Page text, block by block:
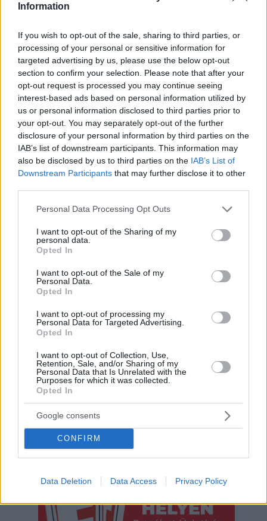
Information
If you wish to opt-out of the sale, sharing to third parties, or
processing of your personal or sensitive information for
targeted advertising by us, please use the below opt-out
section to confirm your selection. Please note that after your
opt-out request is processed you may continue seeing
interest-based ads based on personal information utilized by
us or personal information disclosed to third parties prior to
your opt-out. You may separately opt-out of the further
disclosure of your personal information by third parties on the
IAB’s list of downstream participants. This information may
also be disclosed by us to third parties on the IAB’s List of
Downstream Participants that may further disclose it to other
Please note that this website/app uses one or more Google
not limited to your visit or usage behaviour. You may click to
grant or deny consent to Google and its third-party tags to
use your data for below specified purposes in below Google
consent section.
Personal Data Processing Opt Outs
I want to opt-out of the Sharing of my
personal data.
Opted In
I want to opt-out of the Sale of my
Personal Data.
Opted In
I want to opt-out of processing my
Personal Data for Targeted Advertising.
Opted In
I want to opt-out of Collection, Use,
Retention, Sale, and/or Sharing of my
Personal Data that Is Unrelated with the
Purposes for which it was collected.
Opted In
Google consents
CONFIRM
Data Deletion Data Access Privacy Policy
Reddit Telegram
Email
Hirdetés